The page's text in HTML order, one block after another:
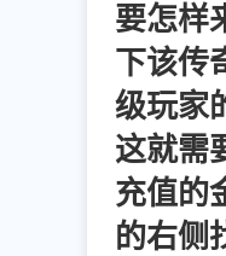
要怎样
下该传
级玩家
这就需
充值的
的右侧